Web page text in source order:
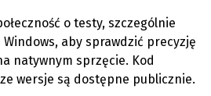
o testy, szczególnie
aby sprawdzić precyzję
natywnym sprzęcie. Kod
wersje są dostępne publicznie.